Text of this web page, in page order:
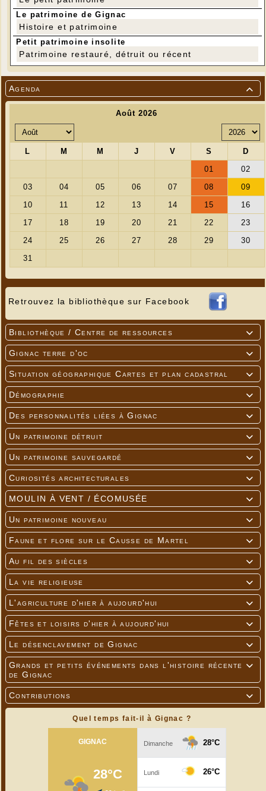

Agenda
Retrouvez la bibliothèque sur Facebook

Bibliothèque / Centre de ressources

Gignac terre d'oc

Situation géographique Cartes et plan cadastral

Démographie

Des personnalités liées à Gignac

Un patrimoine détruit

Un patrimoine sauvegardé

Curiosités architecturales

MOULIN À VENT / ÉCOMUSÉE

Un patrimoine nouveau

Faune et flore sur le Causse de Martel

Au fil des siècles

La vie religieuse

L'agriculture d'hier à aujourd'hui

Fêtes et loisirs d'hier à aujourd'hui

Le désenclavement de Gignac

Grands et petits événements dans l'histoire récente
de Gignac

Contributions
Quel temps fait-il à Gignac ?
Le patrimoine de Gignac
Histoire et patrimoine
Petit patrimoine insolite
Patrimoine restauré, détruit ou récent